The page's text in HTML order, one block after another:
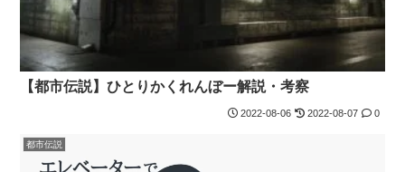
【都市伝説】ひとりかくれんぼー解説・考察
2022-08-06 2022-08-07 0
都市伝説